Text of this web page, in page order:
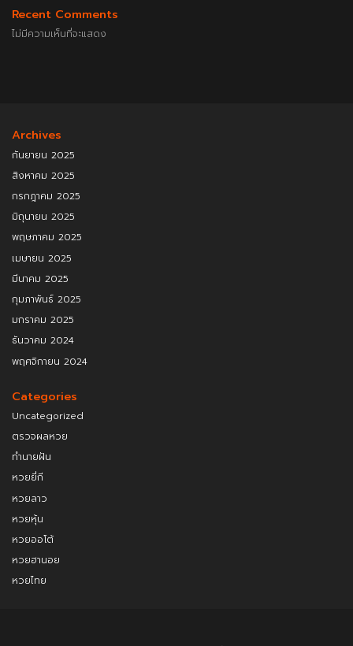
Recent Comments
ไม่มีความเห็นที่จะแสดง
Archives
กันยายน 2025
สิงหาคม 2025
กรกฎาคม 2025
มิถุนายน 2025
พฤษภาคม 2025
เมษายน 2025
มีนาคม 2025
กุมภาพันธ์ 2025
มกราคม 2025
ธันวาคม 2024
พฤศจิกายน 2024
Categories
Uncategorized
ตรวจผลหวย
ทำนายฝัน
หวยยี่กี
หวยลาว
หวยหุ้น
หวยออโต้
หวยฮานอย
หวยไทย